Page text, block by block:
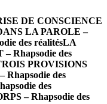
DE CONSCIENCE
LA PAROLE –
des réalitésLA
Rhapsodie des
PROVISIONS
des
des
– Rhapsodie des